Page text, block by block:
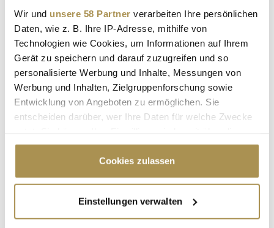
Wir und unsere 58 Partner verarbeiten Ihre persönlichen
Daten, wie z. B. Ihre IP-Adresse, mithilfe von
Technologien wie Cookies, um Informationen auf Ihrem
Gerät zu speichern und darauf zuzugreifen und so
personalisierte Werbung und Inhalte, Messungen von
Werbung und Inhalten, Zielgruppenforschung sowie
Entwicklung von Angeboten zu ermöglichen. Sie
entscheiden darüber, wer Ihre Daten für welche Zwecke
Cookie-Erklärung oder durch Klicken auf das Privacy
Trigger Symbol ändern oder widerrufen
Informationen über Ihre geografische Lage
erfassen, welche bis auf einige Meter genau sein
Cookies zulassen
Einstellungen verwalten